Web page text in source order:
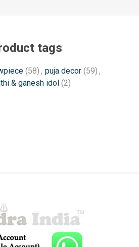
tags
(58) , puja decor (59) ,
& ganesh idol (2)